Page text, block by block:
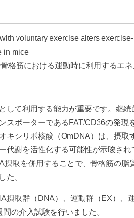
voluntary exercise alters exercise-
in mice
格筋における運動時に利用するエネ
して利用する能力が重要です。継続
スポーターであるFAT/CD36の発現
キシリボ核酸（OmDNA）は、摂取
代謝を活性化する可能性が示唆され
摂取を併用することで、骨格筋の脂
た。
摂取群（DNA）、運動群（EX）、
の介入試験を行いました。